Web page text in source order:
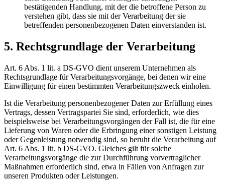
bestätigenden Handlung, mit der die betroffene Person zu
verstehen gibt, dass sie mit der Verarbeitung der sie
betreffenden personenbezogenen Daten einverstanden ist.
5. Rechtsgrundlage der Verarbeitung
Art. 6 Abs. 1 lit. a DS-GVO dient unserem Unternehmen als
Rechtsgrundlage für Verarbeitungsvorgänge, bei denen wir eine
Einwilligung für einen bestimmten Verarbeitungszweck einholen.
Ist die Verarbeitung personenbezogener Daten zur Erfüllung eines
Vertrags, dessen Vertragspartei Sie sind, erforderlich, wie dies
beispielsweise bei Verarbeitungsvorgängen der Fall ist, die für eine
Lieferung von Waren oder die Erbringung einer sonstigen Leistung
oder Gegenleistung notwendig sind, so beruht die Verarbeitung auf
Art. 6 Abs. 1 lit. b DS-GVO. Gleiches gilt für solche
Verarbeitungsvorgänge die zur Durchführung vorvertraglicher
Maßnahmen erforderlich sind, etwa in Fällen von Anfragen zur
unseren Produkten oder Leistungen.